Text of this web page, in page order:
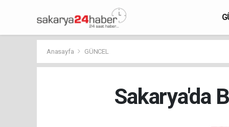
Anasayfa GÜNCEL
Sakarya'da